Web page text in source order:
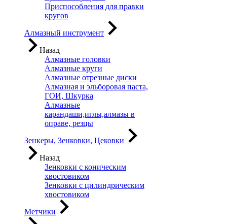
Приспособления для правки
кругов
Алмазный инструмент
Назад
Алмазные головки
Алмазные круги
Алмазные отрезные диски
Алмазная и эльборовая паста,
ГОИ, Шкурка
Алмазные
карандаши,иглы,алмазы в
оправе, резцы
Зенкеры, Зенковки, Цековки
Назад
Зенковки с коническим
хвостовиком
Зенковки с цилиндрическим
хвостовиком
Метчики